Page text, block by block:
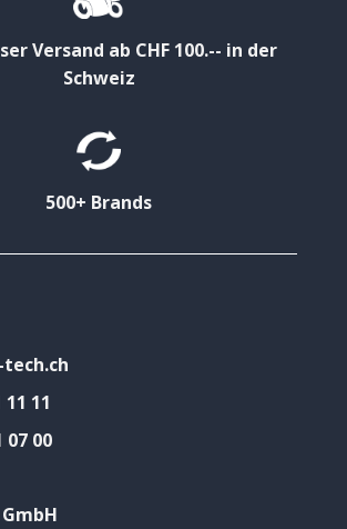
Versand ab CHF 100.-- in der
Schweiz
500+ Brands
11 11
07 00